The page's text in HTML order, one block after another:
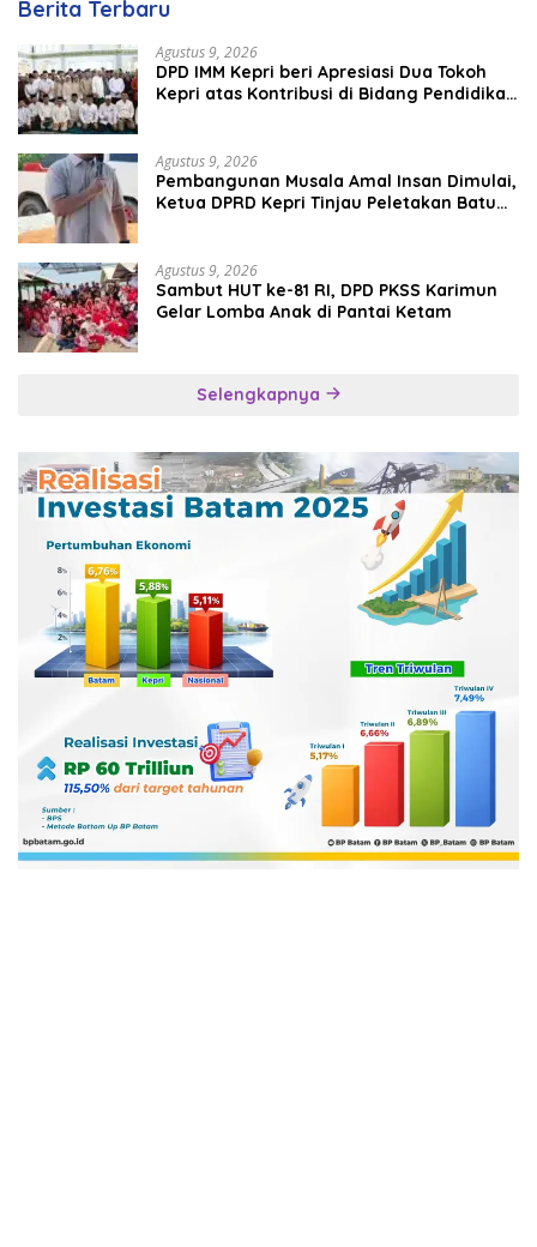
Berita Terbaru
Agustus 9, 2026
DPD IMM Kepri beri Apresiasi Dua Tokoh
Kepri atas Kontribusi di Bidang Pendidikan
Agustus 9, 2026
Pembangunan Musala Amal Insan Dimulai,
Ketua DPRD Kepri Tinjau Peletakan Batu
Agustus 9, 2026
Sambut HUT ke-81 RI, DPD PKSS Karimun
Gelar Lomba Anak di Pantai Ketam
Selengkapnya